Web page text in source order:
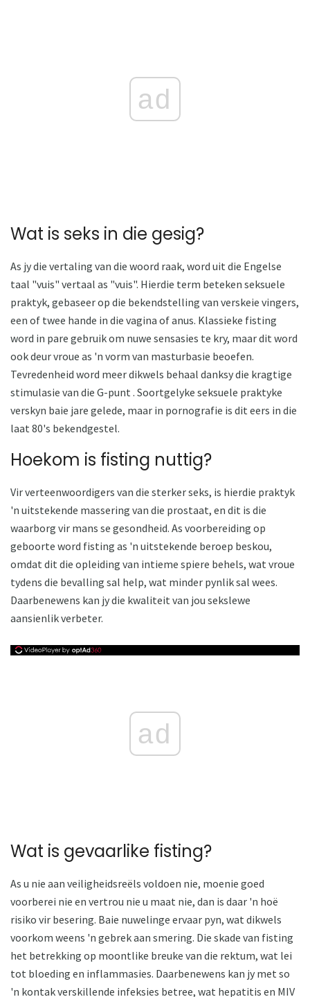
ad
Wat is seks in die gesig?
As jy die vertaling van die woord raak, word uit die Engelse
taal "vuis" vertaal as "vuis". Hierdie term beteken seksuele
praktyk, gebaseer op die bekendstelling van verskeie vingers,
een of twee hande in die vagina of anus. Klassieke fisting
word in pare gebruik om nuwe sensasies te kry, maar dit word
ook deur vroue as 'n vorm van masturbasie beoefen.
Tevredenheid word meer dikwels behaal danksy die kragtige
stimulasie van die G-punt . Soortgelyke seksuele praktyke
verskyn baie jare gelede, maar in pornografie is dit eers in die
laat 80's bekendgestel.
Hoekom is fisting nuttig?
Vir verteenwoordigers van die sterker seks, is hierdie praktyk
'n uitstekende massering van die prostaat, en dit is die
waarborg vir mans se gesondheid. As voorbereiding op
geboorte word fisting as 'n uitstekende beroep beskou,
omdat dit die opleiding van intieme spiere behels, wat vroue
tydens die bevalling sal help, wat minder pynlik sal wees.
Daarbenewens kan jy die kwaliteit van jou sekslewe
aansienlik verbeter.
ad
Wat is gevaarlike fisting?
As u nie aan veiligheidsreëls voldoen nie, moenie goed
voorberei nie en vertrou nie u maat nie, dan is daar 'n hoë
risiko vir besering. Baie nuwelinge ervaar pyn, wat dikwels
voorkom weens 'n gebrek aan smering. Die skade van fisting
het betrekking op moontlike breuke van die rektum, wat lei
tot bloeding en inflammasies. Daarbenewens kan jy met so
'n kontak verskillende infeksies betree, wat hepatitis en MIV